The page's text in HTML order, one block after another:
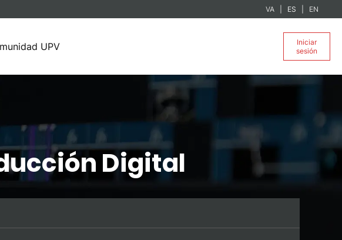
VA ES EN
UPV
Iniciar
sesión
Digital